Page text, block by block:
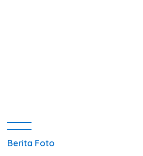
Berita Foto